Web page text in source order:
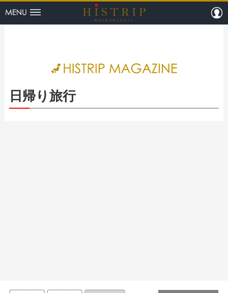
HISTRIP（
日帰り旅行